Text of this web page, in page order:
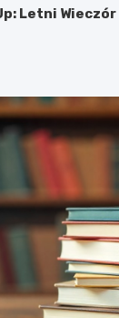
Letni Wieczór